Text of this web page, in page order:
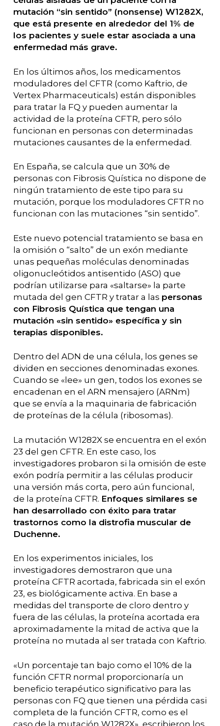
mutación “sin sentido” (nonsense) W1282X,
que está presente en alrededor del 1% de
los pacientes y suele estar asociada a una
enfermedad más grave.
En los últimos años, los medicamentos
moduladores del CFTR (como Kaftrio, de
Vertex Pharmaceuticals) están disponibles
para tratar la FQ y pueden aumentar la
actividad de la proteína CFTR, pero sólo
funcionan en personas con determinadas
mutaciones causantes de la enfermedad.
En España, se calcula que un 30% de
personas con Fibrosis Quística no dispone de
ningún tratamiento de este tipo para su
mutación, porque los moduladores CFTR no
funcionan con las mutaciones “sin sentido”.
Este nuevo potencial tratamiento se basa en
la omisión o “salto” de un exón mediante
unas pequeñas moléculas denominadas
oligonucleótidos antisentido (ASO) que
podrían utilizarse para «saltarse» la parte
mutada del gen CFTR y tratar a las personas
con Fibrosis Quística que tengan una
mutación «sin sentido» específica y sin
terapias disponibles.
Dentro del ADN de una célula, los genes se
dividen en secciones denominadas exones.
Cuando se «lee» un gen, todos los exones se
encadenan en el ARN mensajero (ARNm)
que se envía a la maquinaria de fabricación
de proteínas de la célula (ribosomas).
La mutación W1282X se encuentra en el exón
23 del gen CFTR. En este caso, los
investigadores probaron si la omisión de este
exón podría permitir a las células producir
una versión más corta, pero aún funcional,
de la proteína CFTR. Enfoques similares se
han desarrollado con éxito para tratar
trastornos como la distrofia muscular de
Duchenne.
En los experimentos iniciales, los
investigadores demostraron que una
proteína CFTR acortada, fabricada sin el exón
23, es biológicamente activa. En base a
medidas del transporte de cloro dentro y
fuera de las células, la proteína acortada era
aproximadamente la mitad de activa que la
proteína no mutada al ser tratada con Kaftrio.
«Un porcentaje tan bajo como el 10% de la
función CFTR normal proporcionaría un
beneficio terapéutico significativo para las
personas con FQ que tienen una pérdida casi
completa de la función CFTR, como es el
caso de la mutación W1282X», escribieron los